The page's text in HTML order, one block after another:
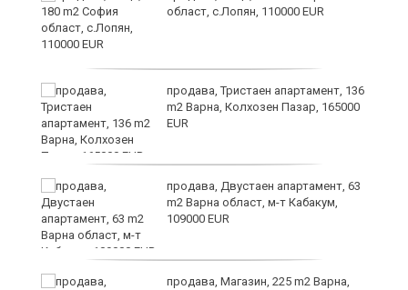
област, с.Лопян, 110000 EUR
продава, Тристаен апартамент, 136
m2 Варна, Колхозен Пазар, 165000
EUR
продава, Двустаен апартамент, 63
m2 Варна област, м-т Кабакум,
109000 EUR
продава, Магазин, 225 m2 Варна,